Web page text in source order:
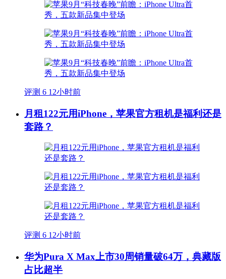
评测 6 12小时前
月租122元用iPhone，苹果官方租机是福利还是
套路？
评测 6 12小时前
华为Pura X Max上市30周销量破64万，典藏版
占比超半